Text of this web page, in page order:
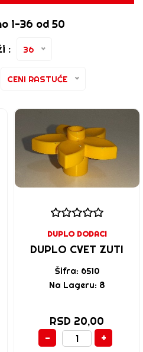
1-36 od 50
:
36
CENI RASTUĆE
DUPLO DODACI
DUPLO CVET ZUTI
Šifra: 6510
Na Lageru: 8
RSD 20,00
-
+